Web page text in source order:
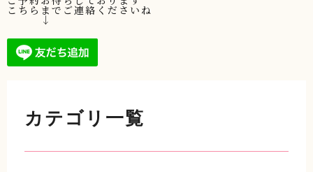
こちらまでご連絡くださいね
↓
カテゴリ一覧